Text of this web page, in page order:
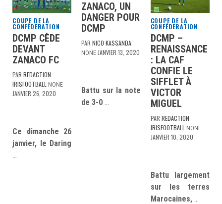
COUPE DE LA
CONFÉDERATION
DCMP CÈDE
DEVANT
ZANACO FC
PAR REDACTION
IRISFOOTBALL NONE
JANVIER 26, 2020
Ce dimanche 26
janvier, le Daring
ZANACO, UN
DANGER POUR
DCMP
PAR NICO KASSANDA
NONE JANVIER 13, 2020
Battu sur la note
de 3-0…
COUPE DE LA
CONFÉDERATION
DCMP –
RENAISSANCE
: LA CAF
CONFIE LE
SIFFLET À
VICTOR
MIGUEL
PAR REDACTION
IRISFOOTBALL NONE
JANVIER 10, 2020
Battu largement
sur les terres
Marocaines,